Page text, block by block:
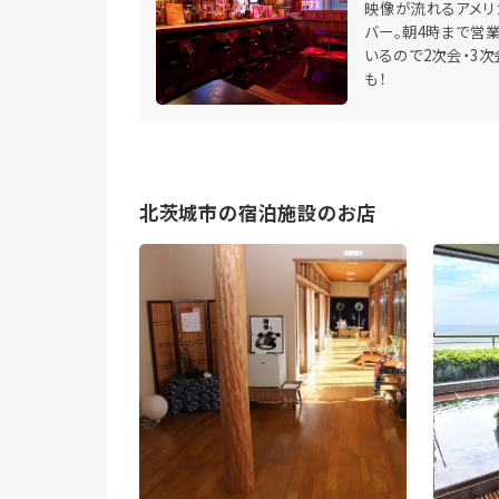
映像が流れるアメリ
バー。朝4時まで営
いるので2次会・3
も！
北茨城市の宿泊施設のお店